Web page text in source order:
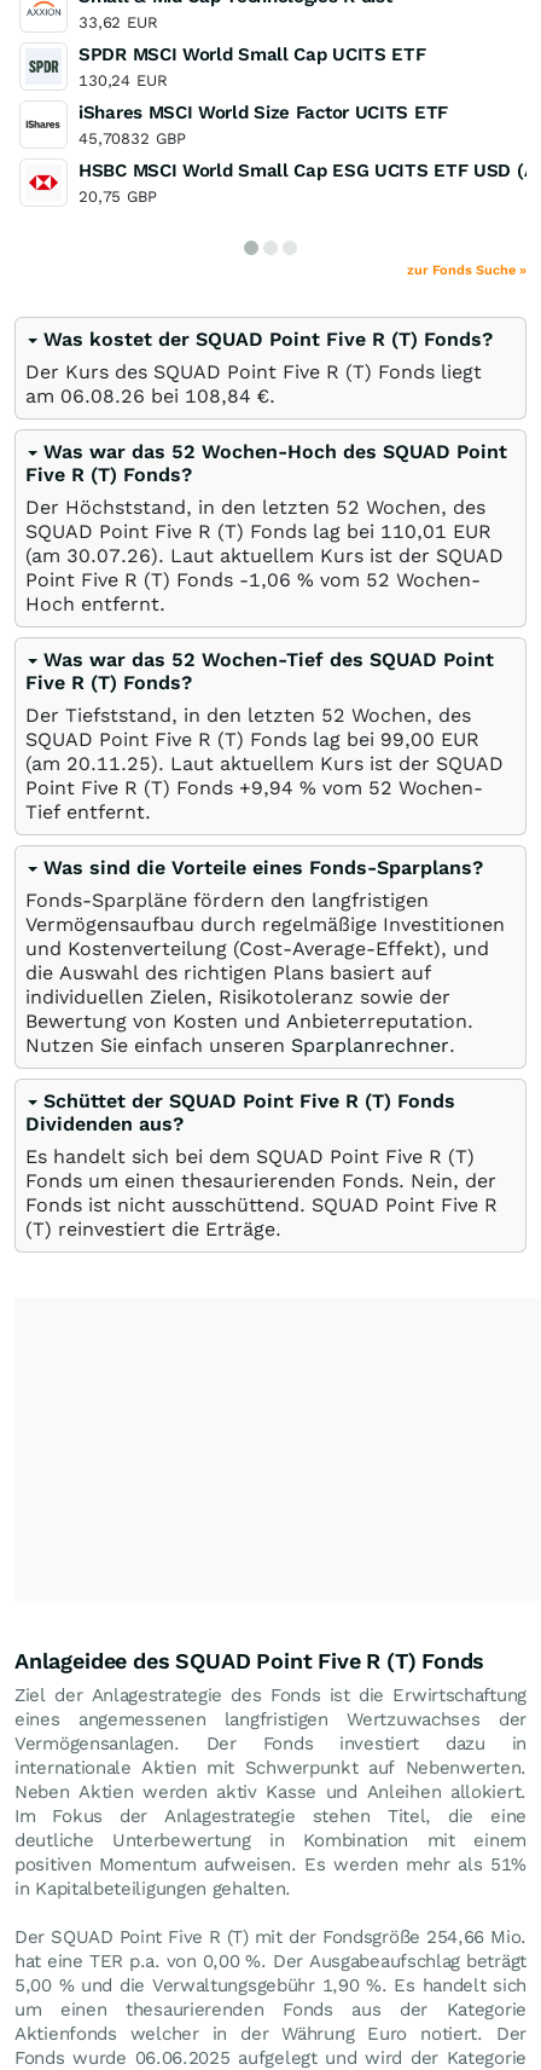
33,62 EUR
SPDR MSCI World Small Cap UCITS ETF
130,24 EUR
iShares MSCI World Size Factor UCITS ETF
45,70832 GBP
HSBC MSCI World Small Cap ESG UCITS ETF USD
20,75 GBP
zur Fonds Suche »
Was kostet der SQUAD Point Five R (T) Fonds?
Der Kurs des SQUAD Point Five R (T) Fonds liegt
am 06.08.26 bei 108,84 €.
Was war das 52 Wochen-Hoch des SQUAD Point
Five R (T) Fonds?
Der Höchststand, in den letzten 52 Wochen, des
SQUAD Point Five R (T) Fonds lag bei 110,01 EUR
(am 30.07.26). Laut aktuellem Kurs ist der SQUAD
Point Five R (T) Fonds -1,06 % vom 52 Wochen-
Hoch entfernt.
Was war das 52 Wochen-Tief des SQUAD Point
Five R (T) Fonds?
Der Tiefststand, in den letzten 52 Wochen, des
SQUAD Point Five R (T) Fonds lag bei 99,00 EUR
(am 20.11.25). Laut aktuellem Kurs ist der SQUAD
Point Five R (T) Fonds +9,94 % vom 52 Wochen-
Tief entfernt.
Was sind die Vorteile eines Fonds-Sparplans?
Fonds-Sparpläne fördern den langfristigen
Vermögensaufbau durch regelmäßige Investitionen
und Kostenverteilung (Cost-Average-Effekt), und
die Auswahl des richtigen Plans basiert auf
individuellen Zielen, Risikotoleranz sowie der
Bewertung von Kosten und Anbieterreputation.
Nutzen Sie einfach unseren Sparplanrechner.
Schüttet der SQUAD Point Five R (T) Fonds
Dividenden aus?
Es handelt sich bei dem SQUAD Point Five R (T)
Fonds um einen thesaurierenden Fonds. Nein, der
Fonds ist nicht ausschüttend. SQUAD Point Five R
(T) reinvestiert die Erträge.
Anlageidee des SQUAD Point Five R (T) Fonds
Ziel der Anlagestrategie des Fonds ist die Erwirtschaftung
eines angemessenen langfristigen Wertzuwachses der
Vermögensanlagen. Der Fonds investiert dazu in
internationale Aktien mit Schwerpunkt auf Nebenwerten.
Neben Aktien werden aktiv Kasse und Anleihen allokiert.
Im Fokus der Anlagestrategie stehen Titel, die eine
deutliche Unterbewertung in Kombination mit einem
positiven Momentum aufweisen. Es werden mehr als 51%
in Kapitalbeteiligungen gehalten.
Der SQUAD Point Five R (T) mit der Fondsgröße 254,66 Mio.
hat eine TER p.a. von 0,00 %. Der Ausgabeaufschlag beträgt
5,00 % und die Verwaltungsgebühr 1,90 %. Es handelt sich
um einen thesaurierenden Fonds aus der Kategorie
Aktienfonds welcher in der Währung Euro notiert. Der
Fonds wurde 06.06.2025 aufgelegt und wird der Kategorie